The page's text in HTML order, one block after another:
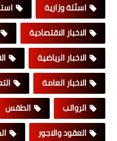
اسئلة وزارية
الاخبار الاقتصادية
الاخبار الرياضية
الاخبار العامة
الرواتب
الطقس
العقود والاجور